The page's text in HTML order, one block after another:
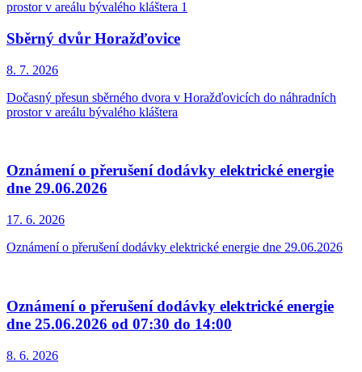
Sběrný dvůr Horažďovice
8. 7. 2026
Dočasný přesun sběrného dvora v Horažďovicích do náhradních
prostor v areálu bývalého kláštera
Oznámení o přerušení dodávky elektrické energie
dne 29.06.2026
17. 6. 2026
Oznámení o přerušení dodávky elektrické energie dne 29.06.2026
Oznámení o přerušení dodávky elektrické energie
dne 25.06.2026 od 07:30 do 14:00
8. 6. 2026